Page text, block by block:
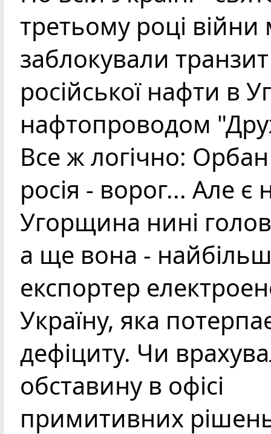
третьому році
заблокували транзит
російської нафти в
нафтопроводом
Все ж логічно:
росія - ворог... Але є
Угорщина нині
а ще вона -
експортер
Україну, яка потерпає
дефіциту. Чи
обставину в офісі
примитивних